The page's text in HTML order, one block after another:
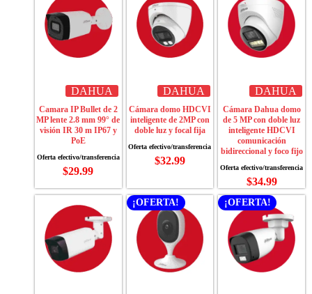
DAHUA
Camara IP Bullet de 2
MP lente 2.8 mm 99° de
visión IR 30 m IP67 y
PoE
$29.99
DAHUA
Cámara domo HDCVI
inteligente de 2MP con
doble luz y focal fija
$32.99
DAHUA
Cámara Dahua domo
de 5 MP con doble luz
inteligente HDCVI
comunicación
bidireccional y foco fijo
$34.99
¡OFERTA! ¡OFERTA!